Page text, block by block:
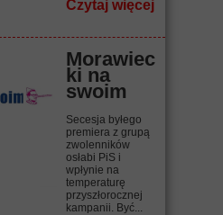
Czytaj więcej
Morawiec
ki na
swoim
Secesja byłego
premiera z grupą
zwolenników
osłabi PiS i
wpłynie na
temperaturę
przyszłorocznej
kampanii. Być...